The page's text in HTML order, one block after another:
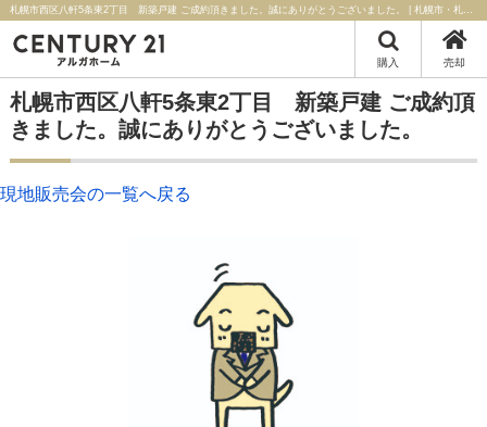
札幌市西区八軒5条東2丁目 新築戸建 ご成約頂きました。誠にありがとうございました。 | 札幌市・札幌近郊の不動産はセンチュリー21アルガホーム
購入 売却
札幌市西区八軒5条東2丁目 新築戸建 ご成約頂
きました。誠にありがとうございました。
現地販売会の一覧へ戻る